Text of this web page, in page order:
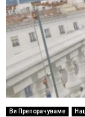
Ви Препорачуваме